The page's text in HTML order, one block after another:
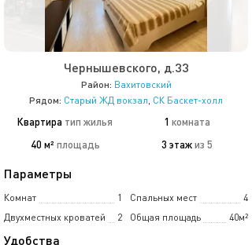
Чернышевского, д.33
Район: Вахитовский
Рядом: Старый ЖД вокзал, СК Баскет-холл
Квартира тип жилья 1 комната
40 м² площадь 3 этажиз 5
Параметры
Комнат 1 Спальных мест
4
Двухместных кроватей
2 Общая площадь 40м²
Удобства